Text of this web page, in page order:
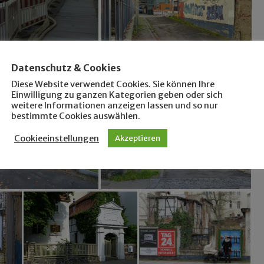
Datenschutz & Cookies
Diese Website verwendet Cookies. Sie können Ihre
Einwilligung zu ganzen Kategorien geben oder sich
weitere Informationen anzeigen lassen und so nur
bestimmte Cookies auswählen.
Cookieeinstellungen Akzeptieren